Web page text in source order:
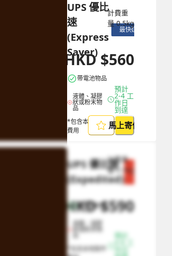
UPS 優比
速
(Express
Saver)
最快送達
帶電池物品
液體、凝膠
狀或粉末物
品
*包含本地取件
費用
計費重
量 0.5kg
HKD$560
預計
2-4 工
作日
到達
馬上寄件
UPS 優比速
(Expedited)
帶電池物品
液體、凝膠
狀或粉末物
*包含本地取件
計費重
量 0.5kg
HKD$590
預計